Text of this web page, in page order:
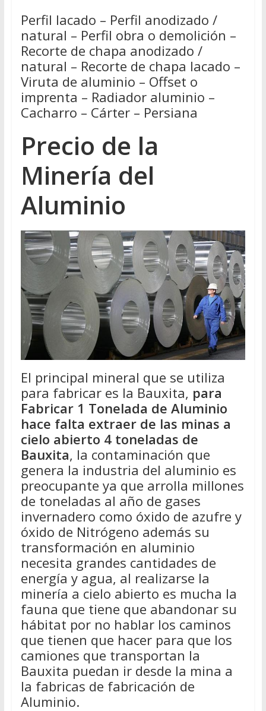
Perfil lacado – Perfil anodizado /
natural – Perfil obra o demolición –
Recorte de chapa anodizado /
natural – Recorte de chapa lacado –
Viruta de aluminio – Offset o
imprenta – Radiador aluminio –
Cacharro – Cárter – Persiana
Precio de la
Minería del
Aluminio
El principal mineral que se utiliza
para fabricar es la Bauxita, para
Fabricar 1 Tonelada de Aluminio
hace falta extraer de las minas a
cielo abierto 4 toneladas de
Bauxita, la contaminación que
genera la industria del aluminio es
preocupante ya que arrolla millones
de toneladas al año de gases
invernadero como óxido de azufre y
óxido de Nitrógeno además su
transformación en aluminio
necesita grandes cantidades de
energía y agua, al realizarse la
minería a cielo abierto es mucha la
fauna que tiene que abandonar su
hábitat por no hablar los caminos
que tienen que hacer para que los
camiones que transportan la
Bauxita puedan ir desde la mina a
la fabricas de fabricación de
Aluminio.